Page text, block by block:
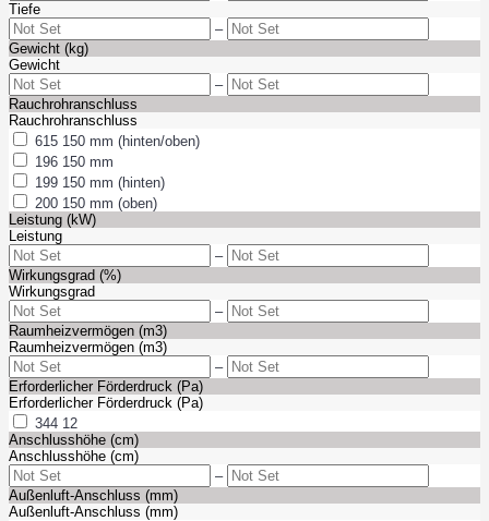
Tiefe
–
Gewicht (kg)
Gewicht
–
Rauchrohranschluss
Rauchrohranschluss
615 150 mm (hinten/oben)
196 150 mm
199 150 mm (hinten)
200 150 mm (oben)
Leistung (kW)
Leistung
–
Wirkungsgrad (%)
Wirkungsgrad
–
Raumheizvermögen (m3)
Raumheizvermögen (m3)
–
Erforderlicher Förderdruck (Pa)
Erforderlicher Förderdruck (Pa)
344 12
Anschlusshöhe (cm)
Anschlusshöhe (cm)
–
Außenluft-Anschluss (mm)
Außenluft-Anschluss (mm)